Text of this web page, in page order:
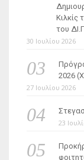
Κιλκίς
του
30 Ιουλίου 2026
2026
27 Ιουλίου 2026
23